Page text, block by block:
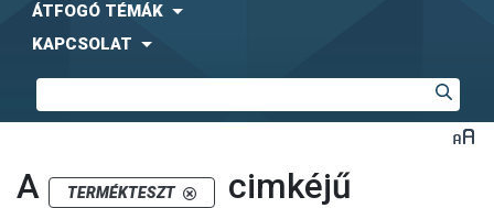
ÁTFOGÓ TÉMÁK
KAPCSOLAT
A TERMÉKTESZT
cimkéjű